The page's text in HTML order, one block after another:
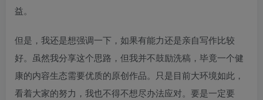
益。
但是，我还是想强调一下，如果有能力还是亲自写作比较
好。虽然我分享这个思路，但我并不鼓励洗稿，毕竟一个健
康的内容生态需要优质的原创作品。只是目前大环境如此，
看着大家的努力，我也不得不想尽办法应对。要是一定要